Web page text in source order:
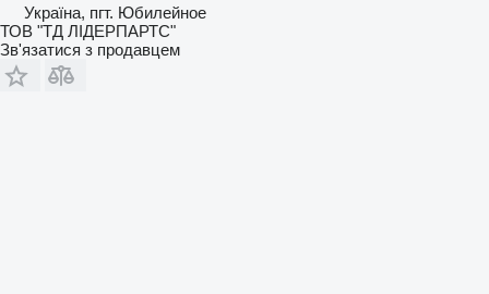
Україна, пгт. Юбилейное
ТОВ "ТД ЛІДЕРПАРТС"
Зв'язатися з продавцем